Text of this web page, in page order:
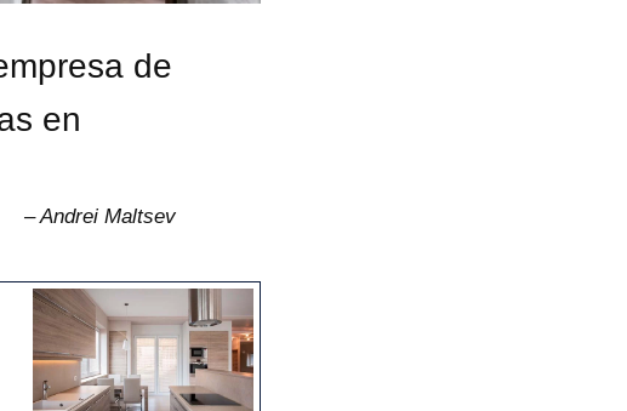
de
en
– Andrei Maltsev